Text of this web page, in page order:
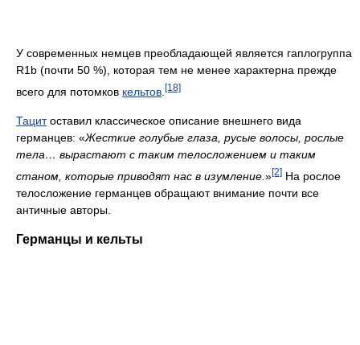
У современных немцев преобладающей является гаплогруппа
R1b (почти 50 %), которая тем не менее характерна прежде
всего для потомков кельтов [18]
Тацитоставил классическое описание внешнего вида
германцев: «Жесткие голубые глаза, русые волосы, рослые
тела… вырастают с таким телосложением и таким
станом, которые приводят нас в изумление. »[2] На рослое
телосложение германцев обращают внимание почти все
античные авторы.
Германцы и кельты